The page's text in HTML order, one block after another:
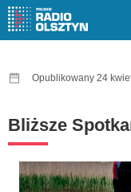
Opublikowany 24
Bliższe